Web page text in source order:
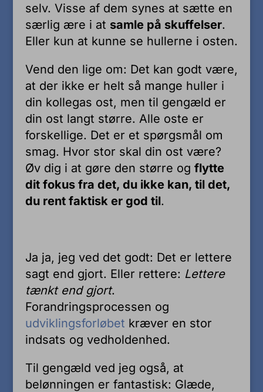
selv. Visse af dem synes at sætte en
særlig ære i at samle på skuffelser.
Eller kun at kunne se hullerne i osten.
Vend den lige om: Det kan godt være,
at der ikke er helt så mange huller i
din kollegas ost, men til gengæld er
din ost langt større. Alle oste er
forskellige. Det er et spørgsmål om
smag. Hvor stor skal din ost være?
Øv dig i at gøre den større og flytte
dit fokus fra det, du ikke kan, til det,
du rent faktisk er god til.
Ja ja, jeg ved det godt: Det er lettere
sagt end gjort. Eller rettere: Lettere
tænkt end gjort.
Forandringsprocessen og
udviklingsforløbet kræver en stor
indsats og vedholdenhed.
Til gengæld ved jeg også, at
belønningen er fantastisk: Glæde,